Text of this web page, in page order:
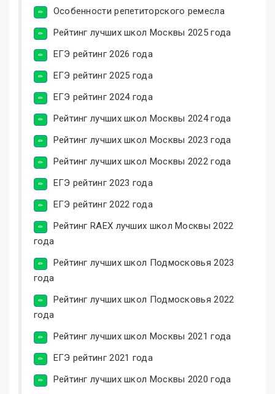
Особенности репетиторского ремесла
Рейтинг лучших школ Москвы 2025 года
ЕГЭ рейтинг 2026 года
ЕГЭ рейтинг 2025 года
ЕГЭ рейтинг 2024 года
Рейтинг лучших школ Москвы 2024 года
Рейтинг лучших школ Москвы 2023 года
Рейтинг лучших школ Москвы 2022 года
ЕГЭ рейтинг 2023 года
ЕГЭ рейтинг 2022 года
Рейтинг RAEX лучших школ Москвы 2022
года
Рейтинг лучших школ Подмосковья 2023
года
Рейтинг лучших школ Подмосковья 2022
года
Рейтинг лучших школ Москвы 2021 года
ЕГЭ рейтинг 2021 года
Рейтинг лучших школ Москвы 2020 года